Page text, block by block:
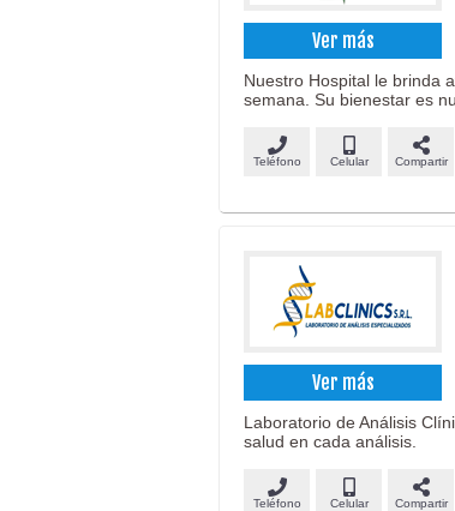
Ver más
Nuestro Hospital le brinda
semana. Su bienestar es
Teléfono Celular Compartir
Ver más
Laboratorio de Análisis
salud en cada análisis.
Teléfono Celular Compartir